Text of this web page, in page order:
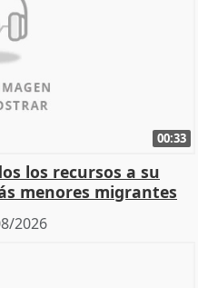
00:33
los recursos a su
menores migrantes
2026